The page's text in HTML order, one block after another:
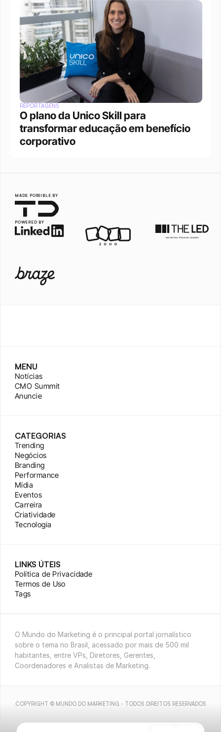
REPORTAGENS
O plano da Unico Skill para
transformar educação em benefício
corporativo
MADE POSSIBLE BY
POWERED BY
MENU
Notícias
CMO Summit
Anuncie
CATEGORIAS
Trending
Negócios
Branding
Performance
Mídia
Eventos
Carreira
Criatividade
Tecnologia
LINKS ÚTEIS
Política de Privacidade
Termos de Uso
Tags
O Mundo do Marketing é o principal portal jornalístico
sobre o tema no Brasil, acessado por mais de 500 mil
habitantes, entre VPs, Diretores, Gerentes,
Coordenadores e Analistas de Marketing.
COPYRIGHT © MUNDO DO MARKETING - TODOS DIREITOS RESERVADOS